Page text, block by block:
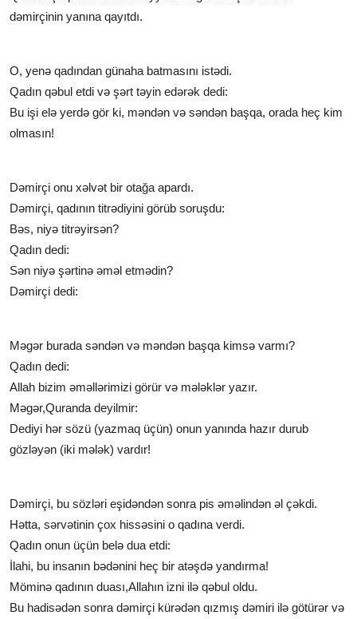
dəmirçinin yanına qayıtdı.
O, yenə qadından günaha batmasını istədi.
Qadın qəbul etdi və şərt təyin edərək dedi:
Bu işi elə yerdə gör ki, məndən və səndən başqa, orada heç kim
olmasın!
Dəmirçi onu xəlvət bir otağa apardı.
Dəmirçi, qadının titrədiyini görüb soruşdu:
Bəs, niyə titrəyirsən?
Qadın dedi:
Sən niyə şərtinə əməl etmədin?
Dəmirçi dedi:
Məgər burada səndən və məndən başqa kimsə varmı?
Qadın dedi:
Allah bizim əməllərimizi görür və mələklər yazır.
Məgər,Quranda deyilmir:
Dediyi hər sözü (yazmaq üçün) onun yanında hazır durub
gözləyən (iki mələk) vardır!
Dəmirçi, bu sözləri eşidəndən sonra pis əməlindən əl çəkdi.
Hətta, sərvətinin çox hissəsini o qadına verdi.
Qadın onun üçün belə dua etdi:
İlahi, bu insanın bədənini heç bir atəşdə yandırma!
Möminə qadının duası,Allahın izni ilə qəbul oldu.
Bu hadisədən sonra dəmirçi kürədən qızmış dəmiri ilə götürər və